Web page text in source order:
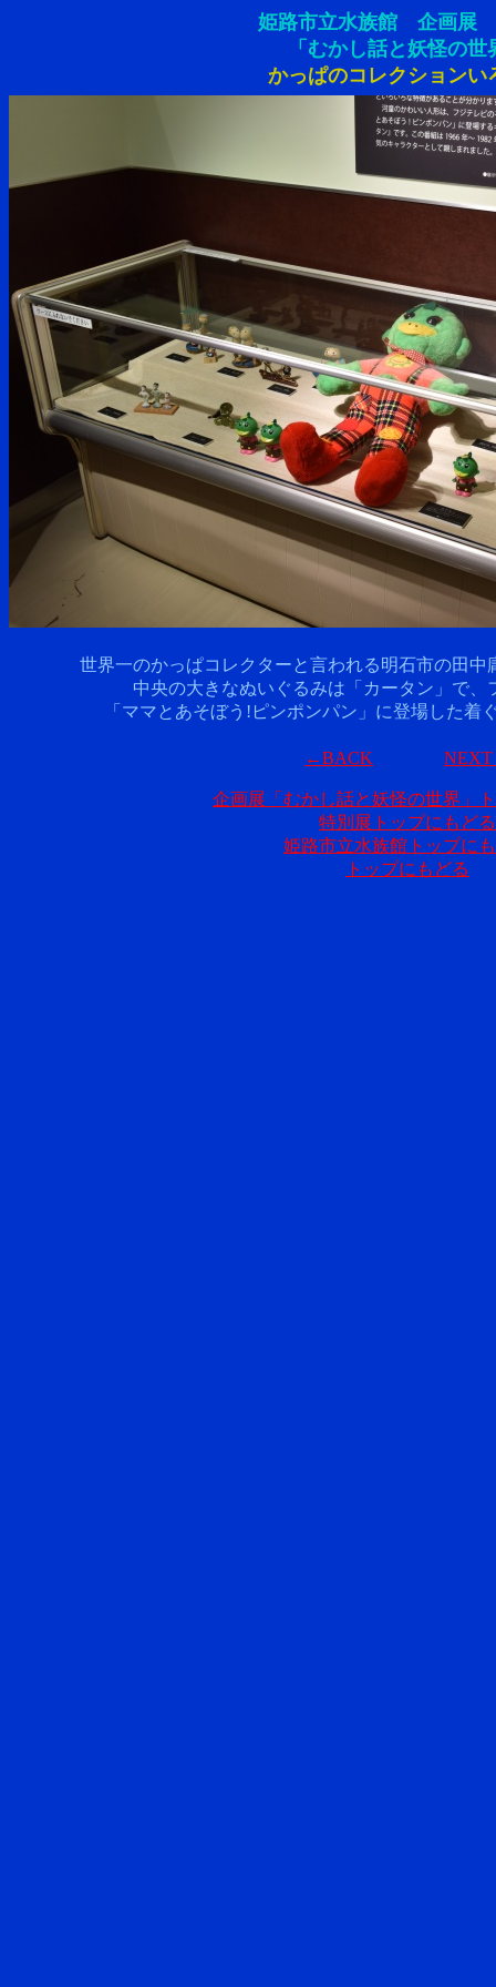
姫路市立水族館 企画展
「むかし話と妖怪の世
かっぱのコレクションい
世界一のかっぱコレクターと言われる明石市の田中
中央の大きなぬいぐるみは「カータン」で、
「ママとあそぼう!ピンポンパン」に登場した着
←BACK
企画展「むかし話と妖怪の世界」
特別展トップにもどる
姫路市立水族館トップに
トップにもどる